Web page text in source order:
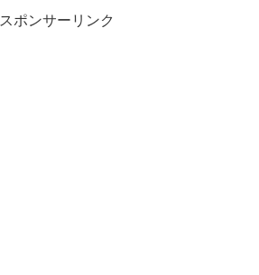
スポンサーリンク